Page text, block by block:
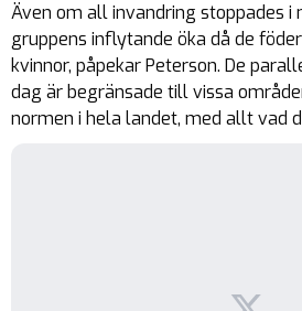
Även om all invandring stoppades i
gruppens inflytande öka då de
kvinnor, påpekar Peterson. De
dag är begränsade till vissa
normen i hela landet, med allt vad